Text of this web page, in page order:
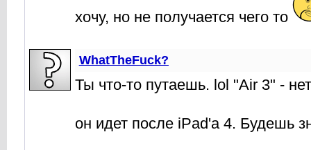
хочу, но не получается чего то
WhatTheFuck?
Ты что-то путаешь. lol "Air 3" -
он идет после iPad'a 4. Будешь